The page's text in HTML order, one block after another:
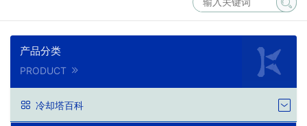
产品分类
PRODUCT
冷却塔百科